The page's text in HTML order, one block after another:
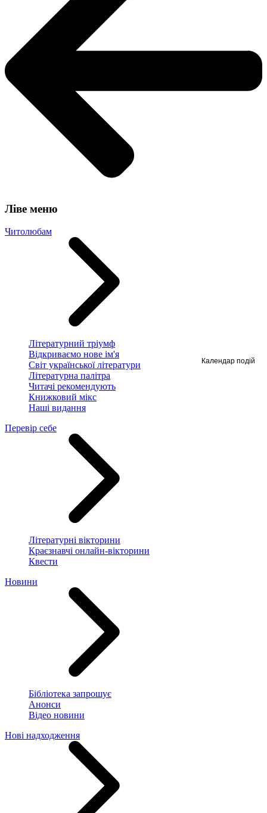
Ліве меню
Читолюбам
Літературний тріумф
Відкриваємо нове ім'я
Світ української літератури
Літературна палітра
Читачі рекомендують
Книжковий мікс
Наші видання
Перевір себе
Літературні вікторини
Краєзнавчі онлайн-вікторини
Квести
Новини
Бібліотека запрошує
Анонси
Відео новини
Нові надходження
Календар подій